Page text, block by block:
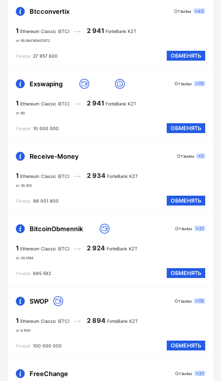
Btcconvertix
1 Ethereum Classic (ETC)
от 95.064160407672
2 941 ForteBank KZT
Резерв 27 957 600 ОБМЕНЯТЬ
Отзывы +43
Exswaping
1 Ethereum Classic (ETC)
от 60
2 941 ForteBank KZT
Резерв 10 000 000 ОБМЕНЯТЬ
Отзывы +79
Receive-Money
1 Ethereum Classic (ETC)
от 30.303
2 934 ForteBank KZT
Резерв 98 001 800 ОБМЕНЯТЬ
Отзывы +0
BitcoinObmennik
1 Ethereum Classic (ETC)
от 20.5184
2 924 ForteBank KZT
Резерв 695 592 ОБМЕНЯТЬ
Отзывы +31
SWOP
1 Ethereum Classic (ETC)
от 6.9101
2 894 ForteBank KZT
Резерв 100 000 000 ОБМЕНЯТЬ
Отзывы +78
FreeChange Отзывы +31